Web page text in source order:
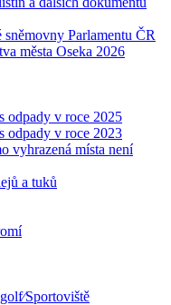
Parlamentu ČR
města Oseka 2026
odpady v roce 2025
odpady v roce 2023
vyhrazená místa není
a tuků